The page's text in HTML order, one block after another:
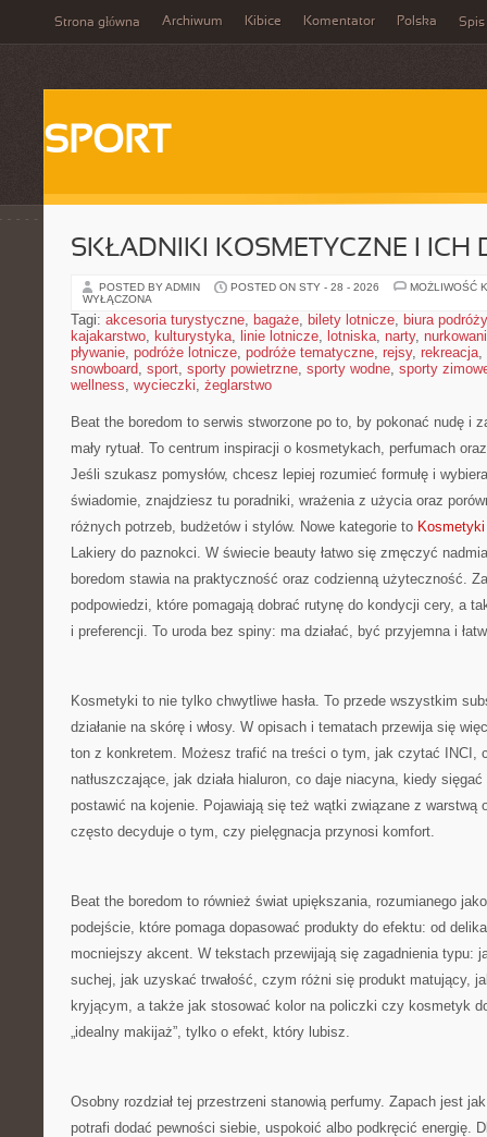
Strona główna Archiwum Kibice Komentator Polska Spis
SPORT
SKŁADNIKI KOSMETYCZNE I ICH
POSTED BY ADMIN POSTED ON STY - 28 - 2026
MOŻLIWOŚĆ
WYŁĄCZONA
Tagi: akcesoria turystyczne, bagaże, bilety lotnicze, biura podróży
kajakarstwo, kulturystyka, linie lotnicze, lotniska, narty,
pływanie, podróże lotnicze, podróże tematyczne, rejsy, rekreacja,
snowboard, sport, sporty powietrzne, sporty wodne, sporty
wellness, wycieczki, żeglarstwo
Beat the boredom to serwis stworzone po to, by pokonać nudę i
mały rytuał. To centrum inspiracji o kosmetykach, perfumach
Jeśli szukasz pomysłów, chcesz lepiej rozumieć formułę i
świadomie, znajdziesz tu poradniki, wrażenia z użycia oraz
różnych potrzeb, budżetów i stylów. Nowe kategorie to
Lakiery do paznokci. W świecie beauty łatwo się zmęczyć
boredom stawia na praktyczność oraz codzienną użyteczność.
podpowiedzi, które pomagają dobrać rutynę do kondycji cery, a
i preferencji. To uroda bez spiny: ma działać, być przyjemna i
Kosmetyki to nie tylko chwytliwe hasła. To przede wszystkim
działanie na skórę i włosy. W opisach i tematach przewija się
ton z konkretem. Możesz trafić na treści o tym, jak czytać INCI,
natłuszczające, jak działa hialuron, co daje niacyna, kiedy
postawić na kojenie. Pojawiają się też wątki związane z warstwą
często decyduje o tym, czy pielęgnacja przynosi komfort.
Beat the boredom to również świat upiększania, rozumianego
podejście, które pomaga dopasować produkty do efektu: od
mocniejszy akcent. W tekstach przewijają się zagadnienia typu:
suchej, jak uzyskać trwałość, czym różni się produkt matujący,
kryjącym, a także jak stosować kolor na policzki czy kosmetyk
„idealny makijaż”, tylko o efekt, który lubisz.
Osobny rozdział tej przestrzeni stanowią perfumy. Zapach jest
potrafi dodać pewności siebie, uspokoić albo podkręcić energię.